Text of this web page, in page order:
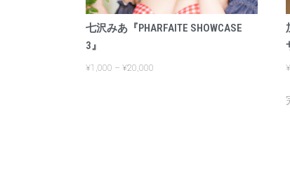
七沢みあ『PHARFAITE SHOWCASE
3』
¥1,000 – ¥20,000 ¥